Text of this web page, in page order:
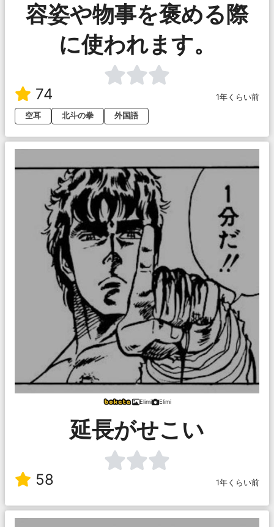
容姿や物事を褒める際
に使われます。
74
1年くらい前
空耳
北斗の拳 外国語
Elimi Elimi
延長がせこい
58 1年くらい前